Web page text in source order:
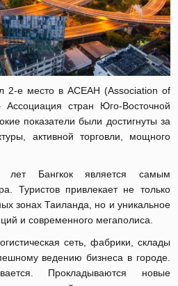
2-е место в АСЕАН (Association of
стран Юго-Восточной
показатели были достигнуты за
активной торговли, мощного
лет Бангкок является самым
Туристов привлекает не только
зонах Таиланда, но и уникальное
и современного мегаполиса.
сеть, фабрики, склады
ведению бизнеса в городе.
Прокладываются новые